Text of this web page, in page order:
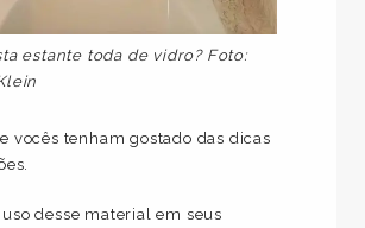
estante toda de vidro? Foto:
vocês tenham gostado das dicas
desse material em seus